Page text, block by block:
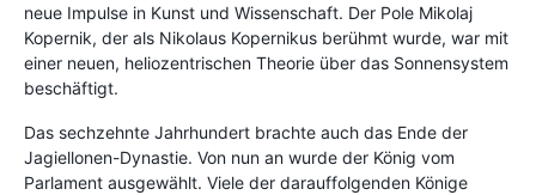
neue Impulse in Kunst und Wissenschaft. Der Pole Mikolaj
Kopernik, der als Nikolaus Kopernikus berühmt wurde, war mit
einer neuen, heliozentrischen Theorie über das Sonnensystem
beschäftigt.
Das sechzehnte Jahrhundert brachte auch das Ende der
Jagiellonen-Dynastie. Von nun an wurde der König vom
Parlament ausgewählt. Viele der darauffolgenden Könige